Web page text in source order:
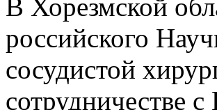
В Хорезмской
российского
сосудистой
сотрудничестве